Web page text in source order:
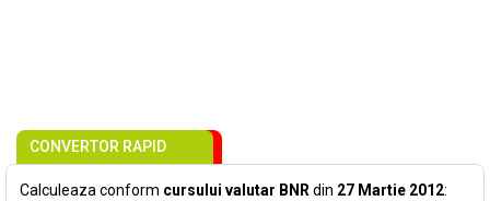
CONVERTOR RAPID
Calculeaza conform cursului valutar BNR din 27 Martie 2012: